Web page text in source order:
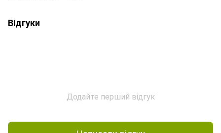
Відгуки
Додайте перший відгук